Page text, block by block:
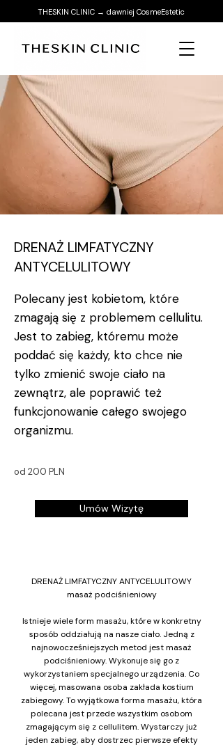
THESKIN CLINIC → dawniej CosmeEstetic
DRENAŻ LIMFATYCZNY
ANTYCELULITOWY
Polecany jest kobietom, które
zmagają się z problemem cellulitu.
Jest to zabieg, któremu może
poddać się każdy, kto chce nie
tylko zmienić swoje ciało na
zewnątrz, ale poprawić też
funkcjonowanie całego swojego
organizmu.
od 200 PLN
Umów Wizytę
DRENAŻ LIMFATYCZNY ANTYCELULITOWY
masaż podciśnieniowy
Istnieje wiele form masażu, które w konkretny
sposób oddziałują na nasze ciało. Jedną z
najnowocześniejszych metod jest masaż
podciśnieniowy. Wykonuje się go z
wykorzystaniem specjalnego urządzenia. Co
więcej, masowana osoba zakłada kostium
zabiegowy. To wyjątkowa forma masażu, która
polecana jest przede wszystkim osobom
zmagającym się z cellulitem. Wystarczy już
jeden zabieg, aby dostrzec pierwsze efekty